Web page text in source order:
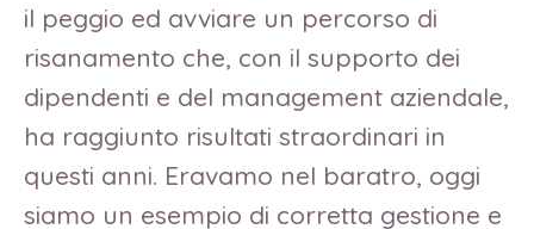
il peggio ed avviare un percorso di
risanamento che, con il supporto dei
dipendenti e del management aziendale,
ha raggiunto risultati straordinari in
questi anni. Eravamo nel baratro, oggi
siamo un esempio di corretta gestione e